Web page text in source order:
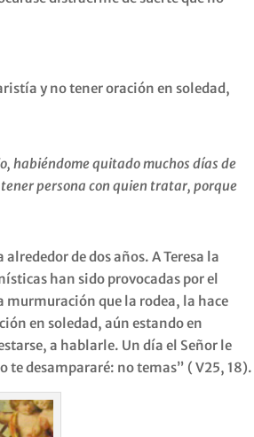
y no tener oración en soledad,
habiéndome quitado muchos días de
persona con quien tratar, porque
de dos años. A Teresa la
han sido provocadas por el
que la rodea, la hace
en soledad, aún estando en
a hablarle. Un día el Señor le
te desampararé: no temas” ( V25, 18).